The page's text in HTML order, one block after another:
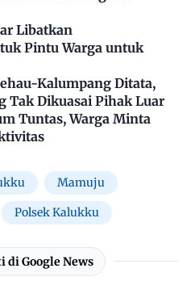
Libatkan
Pintu Warga untuk
Kalumpang Ditata,
Tak Dikuasai Pihak Luar
Tuntas, Warga Minta
Mamuju
Polsek Kalukku
di Google News